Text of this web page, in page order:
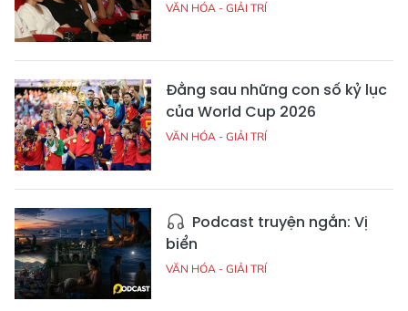
VĂN HÓA - GIẢI TRÍ
Đằng sau những con số kỷ lục
của World Cup 2026
VĂN HÓA - GIẢI TRÍ
Podcast truyện ngắn: Vị
biển
VĂN HÓA - GIẢI TRÍ